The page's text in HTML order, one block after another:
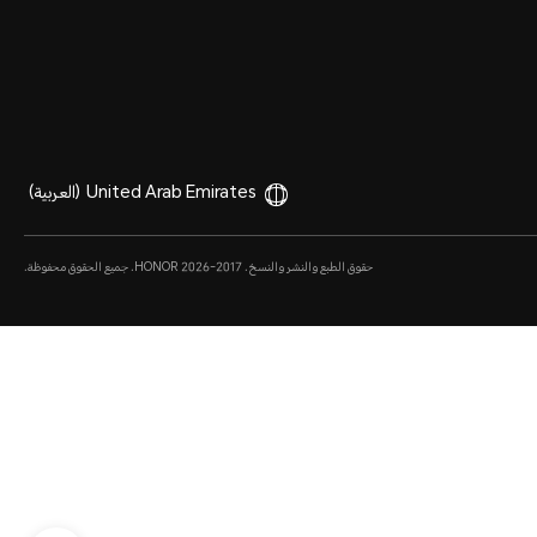
United Arab Emirates (العربية)
حقوق الطبع والنشر والنسخ. 2017-2026 HONOR. جميع الحقوق محفوظة.